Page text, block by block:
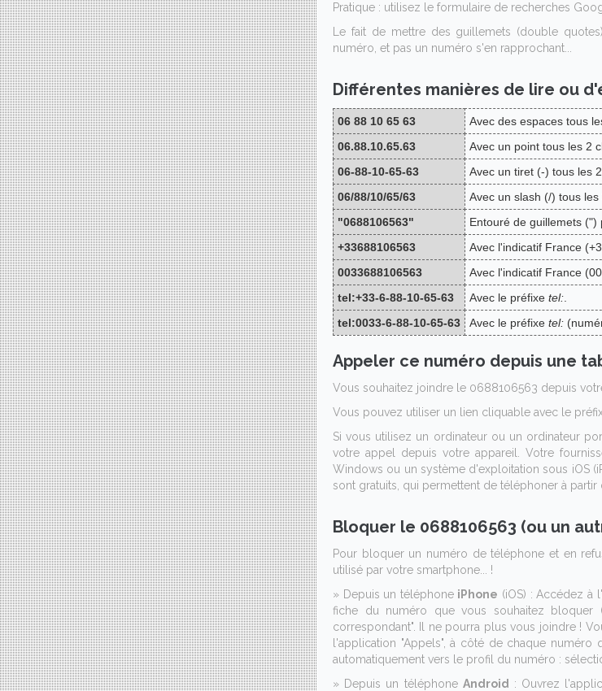
Pratique : utilisez le formulaire de recherches
Le fait de mettre des guillemets (double
numéro, et pas un numéro s'en rapprochant...
Différentes manières de lire ou
06 88 10 65 63
Avec des espaces tous
06.88.10.65.63
Avec un point tous les 2
06-88-10-65-63
Avec un tiret (-) tous les
06/88/10/65/63
Avec un slash (/) tous les
"0688106563"
Entouré de guillemets (")
+33688106563
Avec l'indicatif France
0033688106563
Avec l'indicatif France
tel:+33-6-88-10-65-63
Avec le préfixe tel:
tel:0033-6-88-10-65-63
Avec le préfixe tel:
Appeler ce numéro depuis une
Vous souhaitez joindre le 0688106563 depuis
Vous pouvez utiliser un lien cliquable avec le
Si vous utilisez un ordinateur ou un ordinateur
votre appel depuis votre appareil. Votre
Windows ou un système d'exploitation sous iOS
sont gratuits, qui permettent de téléphoner à partir
Bloquer le 0688106563 (ou un
Pour bloquer un numéro de téléphone et en
utilisé par votre smartphone... !
» Depuis un téléphone iPhone (iOS) : Accédez à
fiche du numéro que vous souhaitez bloquer
correspondant". Il ne pourra plus vous joindre !
l'application "Appels", à côté de chaque
automatiquement vers le profil du numéro :
» Depuis un téléphone Android
: Ouvrez